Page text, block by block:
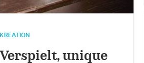
KREATION
Verspielt, unique